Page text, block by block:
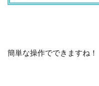
簡単な操作でできますね！